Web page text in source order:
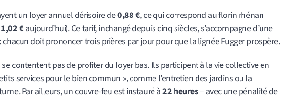
un loyer annuel dérisoire de0,88 €, ce qui correspond au florin rhénan
1,02 € aujourd’hui). Ce tarif, inchangé depuis cinq siècles, s’accompagne d’une
doit prononcer trois prières par jour pour que la lignée Fugger prospère.
contentent pas de profiter du loyer bas. Ils participent à la vie collective en
services pour le bien commun », comme l’entretien des jardins ou la
Par ailleurs, un couvre-feu est instauré à22 heures– avec une pénalité de